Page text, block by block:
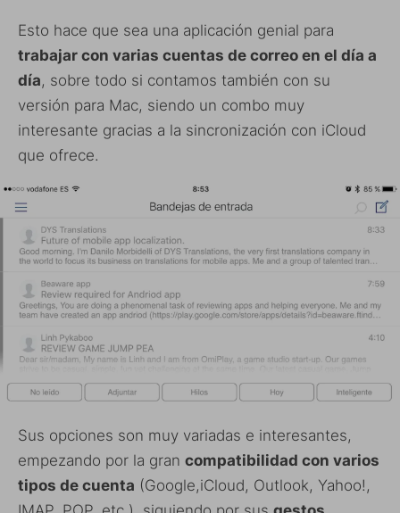
Esto hace que sea una aplicación genial para
trabajar con varias cuentas de correo en el día a
día, sobre todo si contamos también con su
versión para Mac, siendo un combo muy
interesante gracias a la sincronización con iCloud
que ofrece.
Sus opciones son muy variadas e interesantes,
empezando por la gran compatibilidad con varios
tipos de cuenta (Google,iCloud, Outlook, Yahoo!,